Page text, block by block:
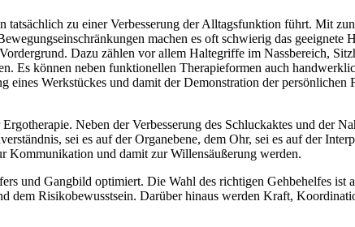
zu einer Verbesserung der Alltagsfunktion führt. Mit
machen es oft schwierig das geeignete
Dazu zählen vor allem Haltegriffe im Nassbereich,
Es können neben funktionellen Therapieformen auch
eines Werkstückes und damit der Demonstration der
Neben der Verbesserung des Schluckaktes und der
sei es auf der Organebene, dem Ohr, sei es auf der
Kommunikation und damit zur Willensäußerung werden.
und Gangbild optimiert. Die Wahl des richtigen Gehbehelfes ist
dem Risikobewusstsein. Darüber hinaus werden Kraft,